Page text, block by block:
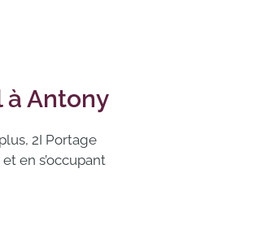
Antony
2I Portage
en s’occupant